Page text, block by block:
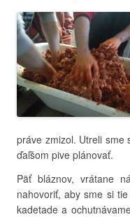
práve zmizol. Utreli sme
ďaľšom pive plánovať.
Päť bláznov, vrátane
nahovoriť, aby sme si
kadetade a